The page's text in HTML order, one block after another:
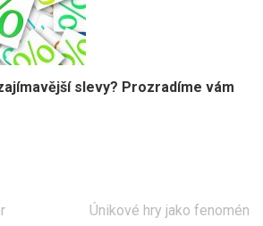
slevy? Prozradíme vám
Únikové hry jako fenomén